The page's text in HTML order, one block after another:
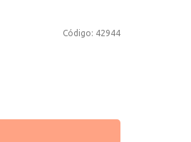
Código: 42944